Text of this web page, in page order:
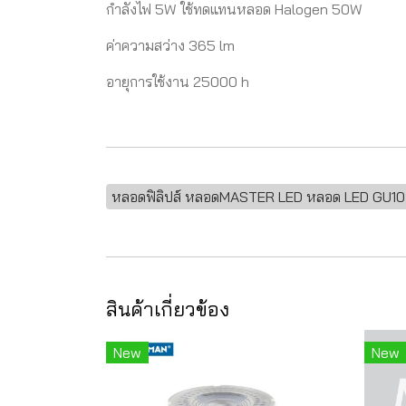
กำลังไฟ 5W ใช้ทดแทนหลอด Halogen 50W
ค่าความสว่าง 365 lm
อายุการใช้งาน 25000 h
หลอดฟิลิปส์ หลอดMASTER LED หลอด LED GU10
สินค้าเกี่ยวข้อง
New New